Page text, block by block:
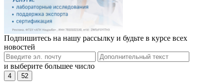
Подпишитесь на нашу рассылку и будьте в курсе всех
новостей
и выберите большее число
4 52